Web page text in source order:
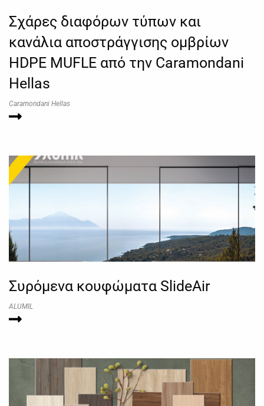
Σχάρες διαφόρων τύπων και
κανάλια αποστράγγισης ομβρίων
HDPE MUFLE από την Caramondani
Hellas
Caramondani Hellas
Συρόμενα κουφώματα SlideAir
ALUMIL